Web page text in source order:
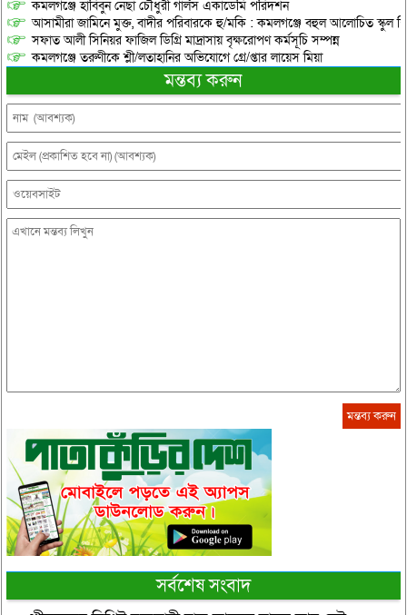
কমলগঞ্জে হাবিবুন নেছা চৌধুরী গার্লস একাডেমি পরিদর্শন
আসামীরা জামিনে মুক্ত, বাদীর পরিবারকে হু/মকি : কমলগঞ্জে বহুল আলোচিত স্কুল
সফাত আলী সিনিয়র ফাজিল ডিগ্রি মাদ্রাসায় বৃক্ষরোপণ কর্মসূচি সম্পন্ন
কমলগঞ্জে তরুণীকে শ্লী/লতাহানির অভিযোগে গ্রে/প্তার লায়েস মিয়া
মন্তব্য করুন
সর্বশেষ সংবাদ